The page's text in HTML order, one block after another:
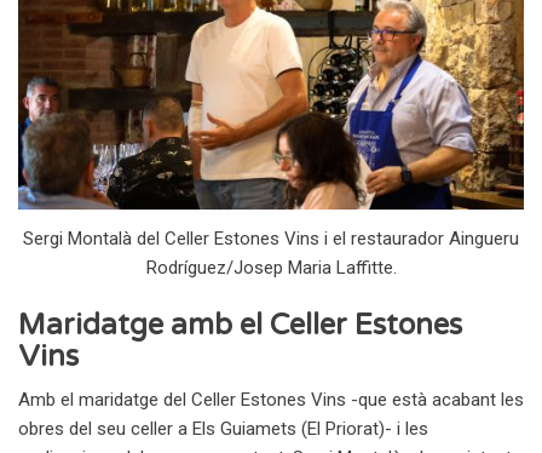
Sergi Montalà del Celler Estones Vins i el restaurador Aingueru
Rodríguez/Josep Maria Laffitte.
Maridatge amb el Celler Estones
Vins
Amb el maridatge del Celler Estones Vins -que està acabant les
obres del seu celler a Els Guiamets (El Priorat)- i les